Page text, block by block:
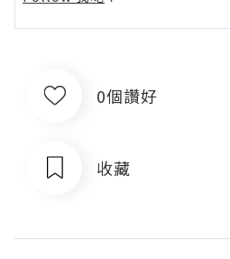
0個讚好
收藏